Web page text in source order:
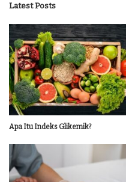
Latest Posts
Apa Itu Indeks Glikemik?